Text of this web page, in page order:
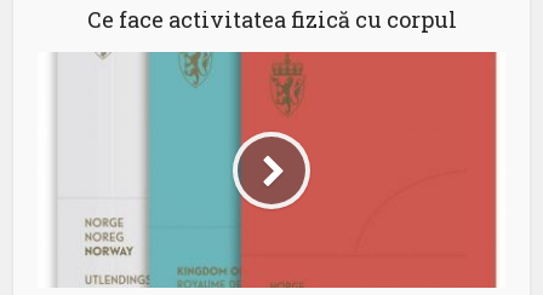
Ce face activitatea fizică cu corpul